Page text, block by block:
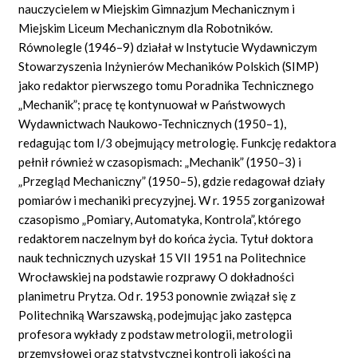
nauczycielem w Miejskim Gimnazjum Mechanicznym i
Miejskim Liceum Mechanicznym dla Robotników.
Równolegle (1946–9) działał w Instytucie Wydawniczym
Stowarzyszenia Inżynierów Mechaników Polskich (SIMP)
jako redaktor pierwszego tomu Poradnika Technicznego
„Mechanik”; pracę tę kontynuował w Państwowych
Wydawnictwach Naukowo-Technicznych (1950–1),
redagując tom I/3 obejmujący metrologię. Funkcję redaktora
pełnił również w czasopismach: „Mechanik” (1950–3) i
„Przegląd Mechaniczny” (1950–5), gdzie redagował działy
pomiarów i mechaniki precyzyjnej. W r. 1955 zorganizował
czasopismo „Pomiary, Automatyka, Kontrola”, którego
redaktorem naczelnym był do końca życia. Tytuł doktora
nauk technicznych uzyskał 15 VII 1951 na Politechnice
Wrocławskiej na podstawie rozprawy O dokładności
planimetru Prytza. Od r. 1953 ponownie związał się z
Politechniką Warszawską, podejmując jako zastępca
profesora wykłady z podstaw metrologii, metrologii
przemysłowej oraz statystycznej kontroli jakości na